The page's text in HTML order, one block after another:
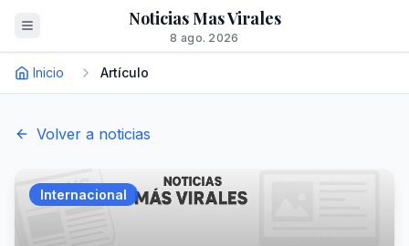
Noticias Mas Virales
8 ago. 2026
Inicio Artículo
Volver a noticias
Internacional